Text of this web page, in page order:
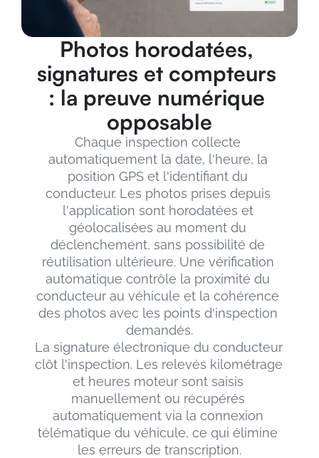
Photos horodatées,
signatures et compteurs
: la preuve numérique
opposable
Chaque inspection collecte
automatiquement la date, l'heure, la
position GPS et l'identifiant du
conducteur. Les photos prises depuis
l'application sont horodatées et
géolocalisées au moment du
déclenchement, sans possibilité de
réutilisation ultérieure. Une vérification
automatique contrôle la proximité du
conducteur au véhicule et la cohérence
des photos avec les points d'inspection
demandés.
La signature électronique du conducteur
clôt l'inspection. Les relevés kilométrage
et heures moteur sont saisis
manuellement ou récupérés
automatiquement via la connexion
télématique du véhicule, ce qui élimine
les erreurs de transcription.